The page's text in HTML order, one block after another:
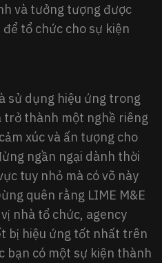
và tưởng tượng được
tổ chức cho sự kiện
sử dụng hiệu ứng trong
trở thành một nghề riêng
xúc và ấn tượng cho
ngần ngại dành thời
tuy nhỏ mà có võ này
quên rằng LIME M&E
nhà tổ chức, agency
bị hiệu ứng tốt nhất trên
bạn có một sự kiện thành